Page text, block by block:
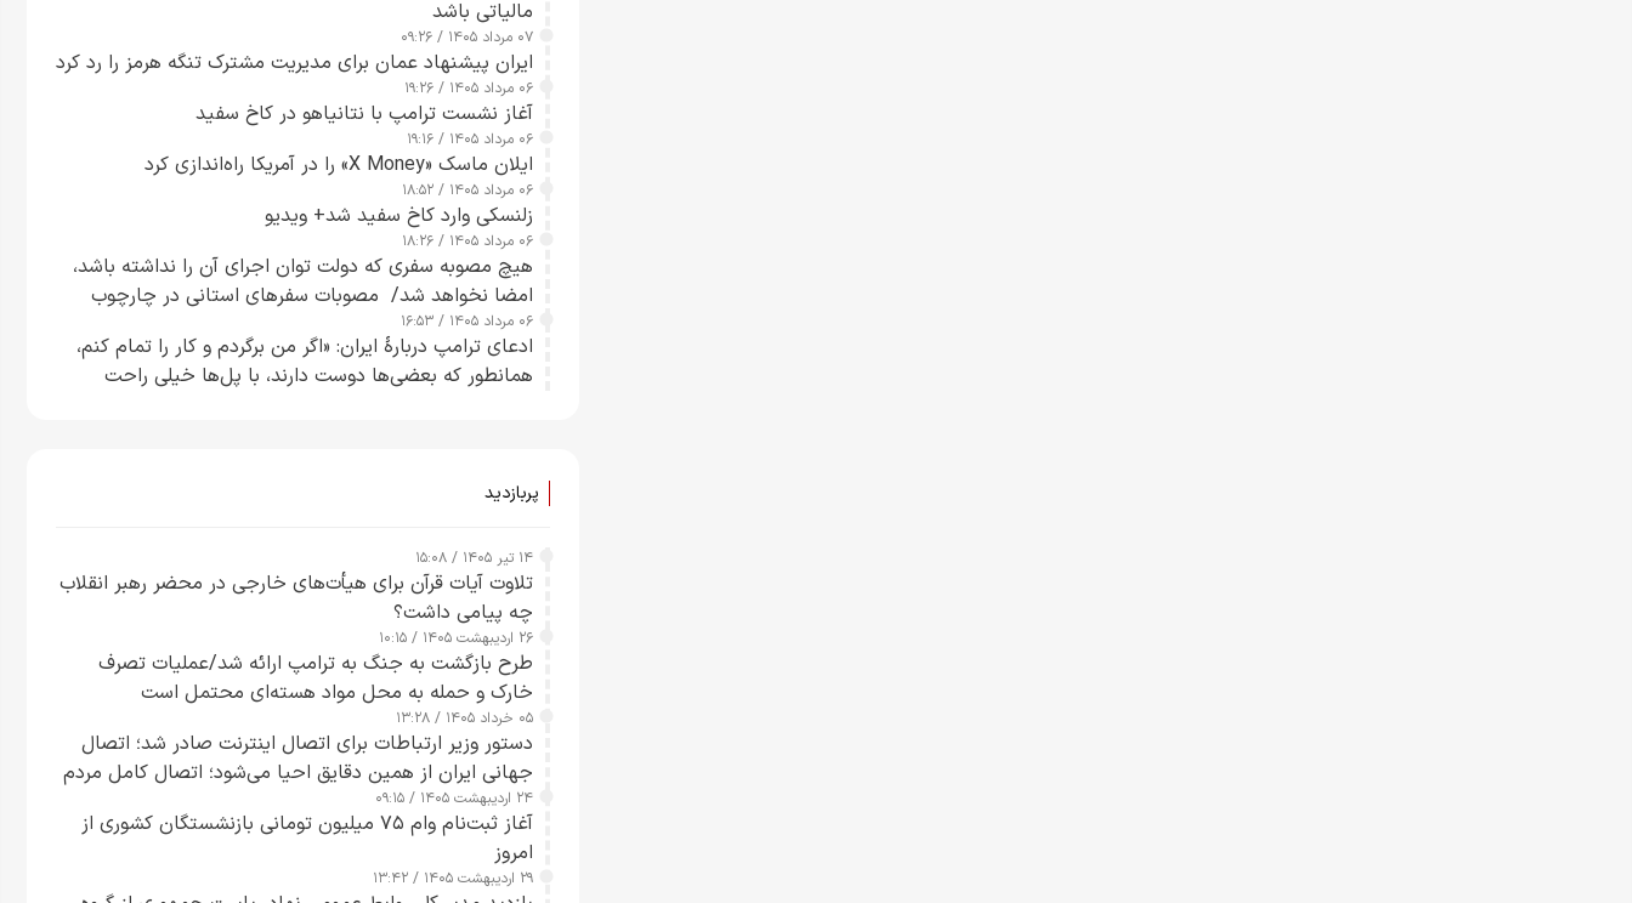
مالیاتی باشد
۰۷ مرداد ۱۴۰۵ / ۰۹:۲۶
ایران پیشنهاد عمان برای مدیریت مشترک تنگه هرمز را رد کرد
۰۶ مرداد ۱۴۰۵ / ۱۹:۲۶
آغاز نشست ترامپ با نتانیاهو در کاخ سفید
۰۶ مرداد ۱۴۰۵ / ۱۹:۱۶
ایلان ماسک «X Money» را در آمریکا راه‌اندازی کرد
۰۶ مرداد ۱۴۰۵ / ۱۸:۵۲
زلنسکی وارد کاخ سفید شد+ ویدیو
۰۶ مرداد ۱۴۰۵ / ۱۸:۲۶
هیچ مصوبه سفری که دولت توان اجرای آن را نداشته باشد،
امضا نخواهد شد/ مصوبات سفرهای استانی در چارچوب
قانون بودجه است+ عکس
۰۶ مرداد ۱۴۰۵ / ۱۶:۵۳
ادعای ترامپ دربارهٔ ایران: «اگر من برگردم و کار را تمام کنم،
همانطور که بعضی‌ها دوست دارند، با پل‌ها خیلی راحت
پربازدید
۱۴ تیر ۱۴۰۵ / ۱۵:۰۸
تلاوت آیات قرآن برای هیأت‌های خارجی در محضر رهبر انقلاب
چه پیامی داشت؟
۲۶ اردیبهشت ۱۴۰۵ / ۱۰:۱۵
طرح‌ بازگشت به جنگ به ترامپ ارائه شد/عملیات تصرف
خارک و حمله به محل مواد هسته‌ای محتمل است
۰۵ خرداد ۱۴۰۵ / ۱۳:۲۸
دستور وزیر ارتباطات برای اتصال اینترنت صادر شد؛ اتصال
جهانی ایران از همین دقایق احیا می‌شود؛ اتصال کامل مردم
تا ۲۴ ساعت آینده
۲۴ اردیبهشت ۱۴۰۵ / ۰۹:۱۵
آغاز ثبت‌نام وام ۷۵ میلیون تومانی بازنشستگان کشوری از
امروز
۲۹ اردیبهشت ۱۴۰۵ / ۱۳:۴۲